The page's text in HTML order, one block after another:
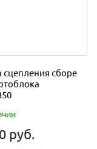
сцепления сборе
руб.